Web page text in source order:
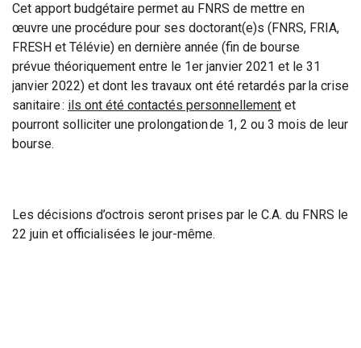
Cet apport budgétaire permet au FNRS de mettre en
œuvre une procédure pour ses doctorant(e)s (FNRS, FRIA,
FRESH et Télévie) en dernière année (fin de bourse
prévue théoriquement entre le 1er janvier 2021 et le 31
janvier 2022) et dont les travaux ont été retardés parla crise
sanitaire : ils ont été contactés personnellement et
pourront solliciter une prolongation de 1, 2 ou 3 mois de leur
bourse.
Les décisions d’octrois seront prises par le C.A. du FNRS le
22 juin et officialisées le jour-même.